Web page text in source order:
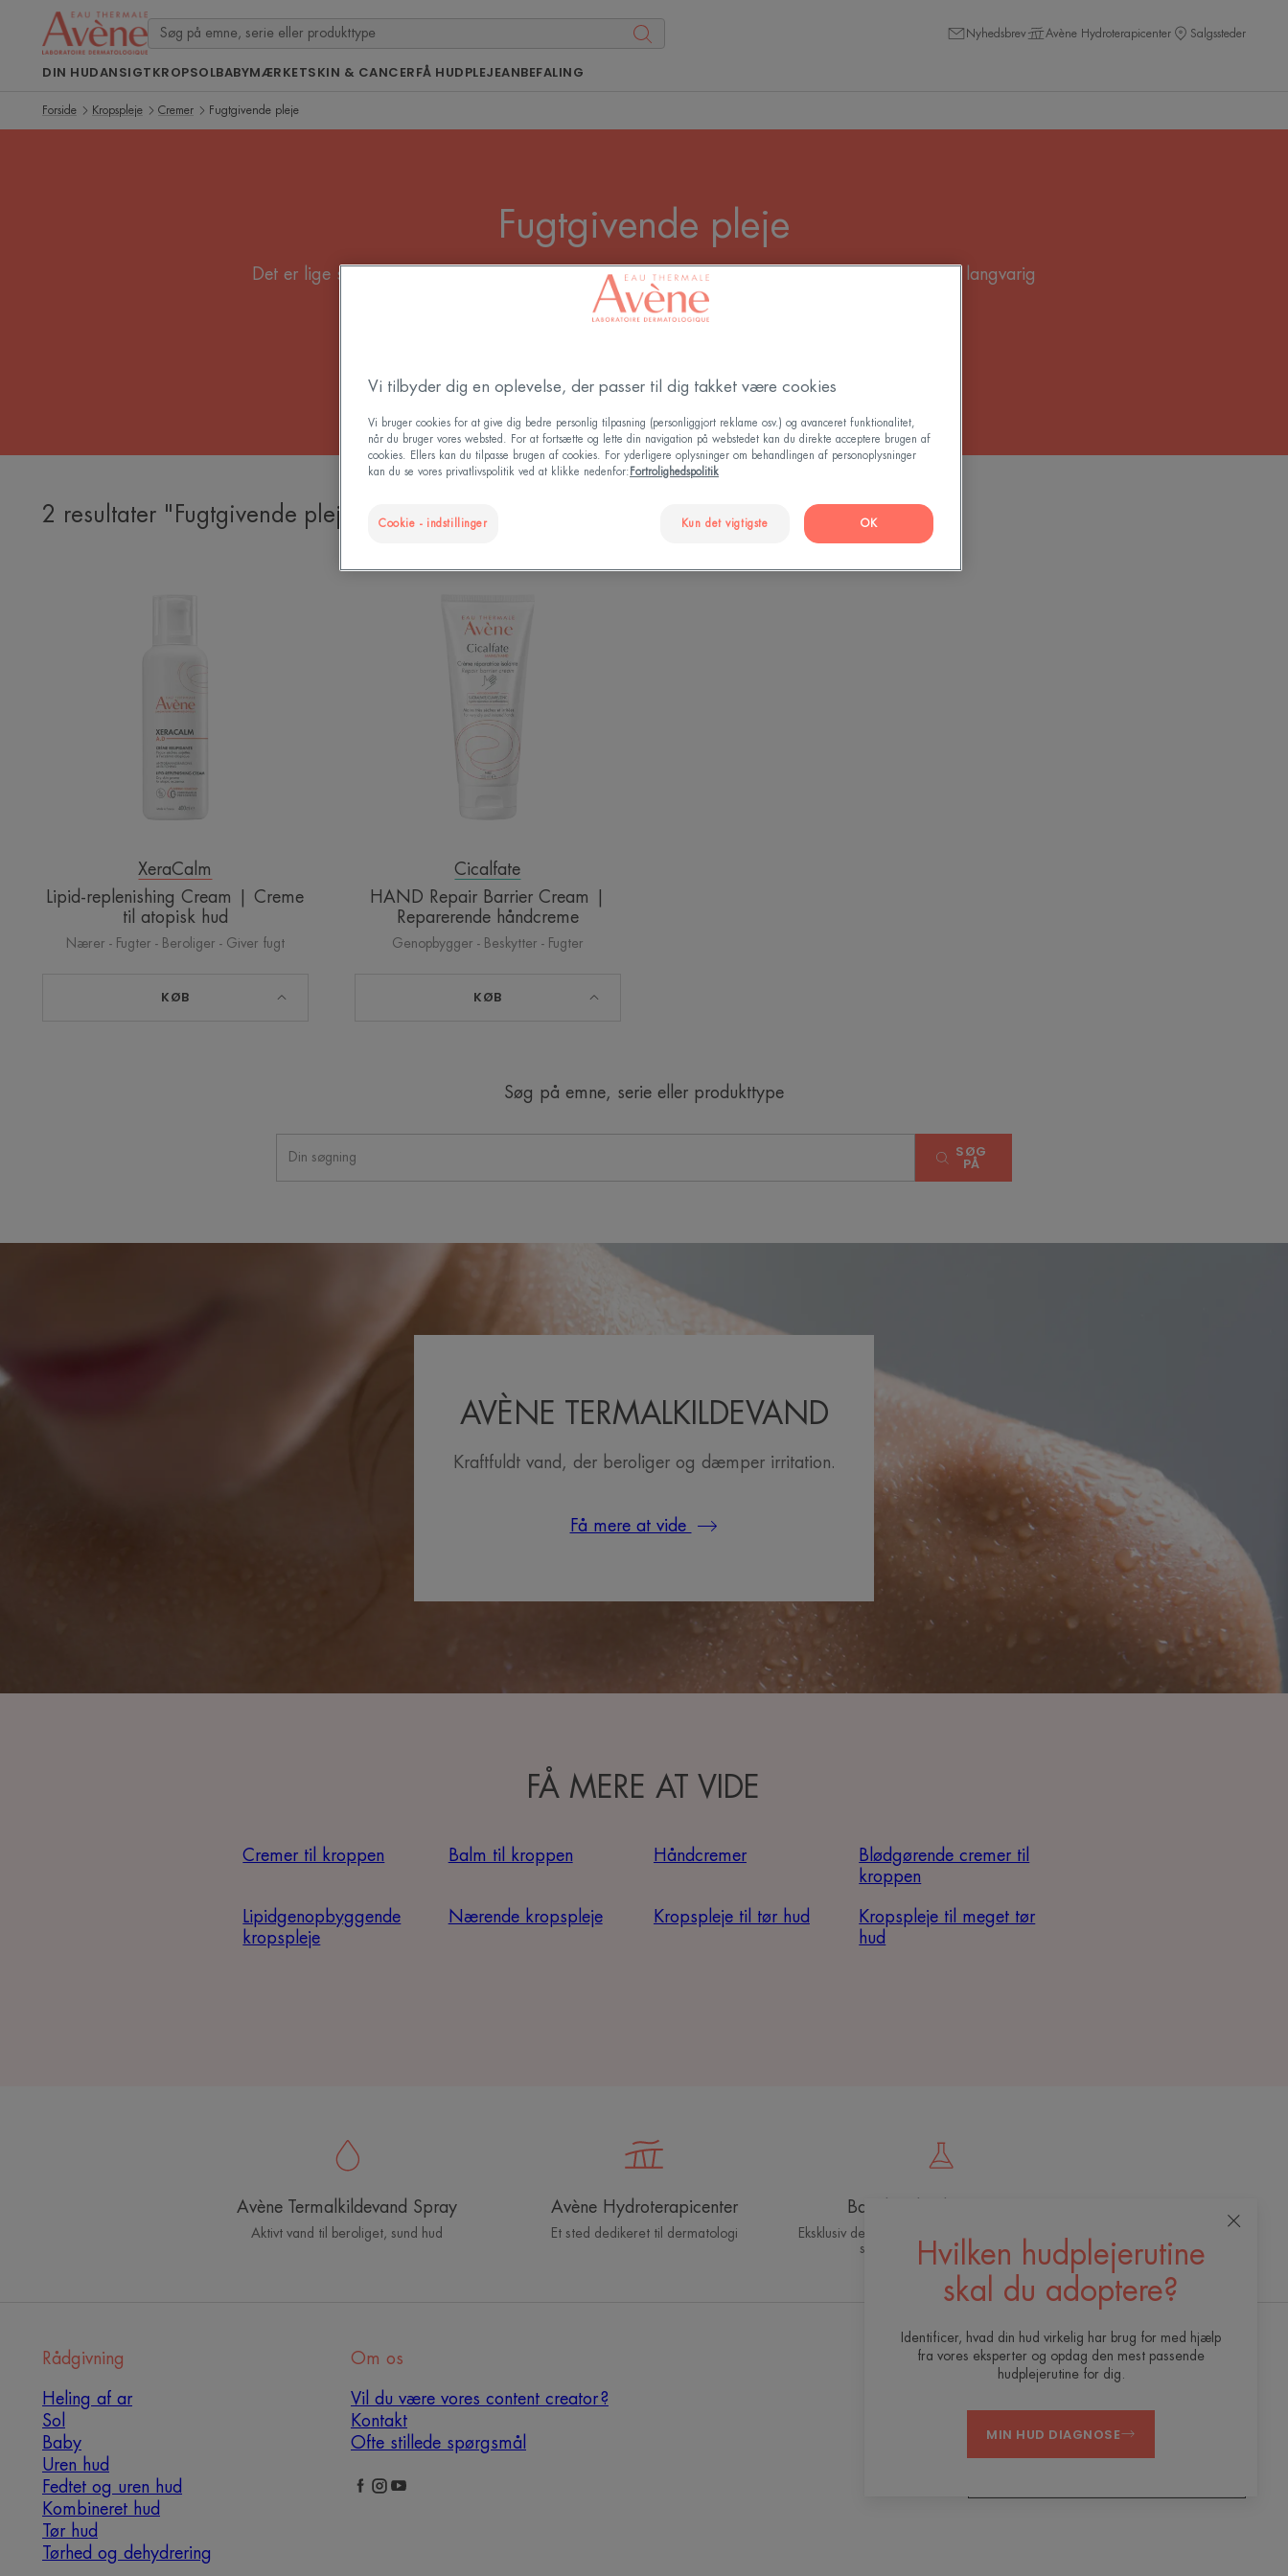
Nyhedsbrev Avène Hydroterapicenter Salgssteder
DIN HUDANSIGTKROPSOLBABYMÆRKETSKIN & CANCERFÅ HUDPLEJEANBEFALING
Forside Kropspleje Cremer Fugtgivende pleje
Fugtgivende pleje
Det er lige så vigtigt for din krop som for dit ansigt at holde din hud fugtet. Nyd følelsen af en langvarig
fugtbalance og pleje hver dag med en fugtighedscreme til kroppen.
2 resultater "Fugtgivende pleje"
atopisk
hud
XeraCalm
Lipid-replenishing Cream | Creme
til atopisk hud
Nærer - Fugter - Beroliger - Giver fugt
KØB
Barrier
Cream
|
Reparerende
håndcreme
Cicalfate
HAND Repair Barrier Cream |
Reparerende håndcreme
Genopbygger - Beskytter - Fugter
KØB
Søg på emne, serie eller produkttype
SØG
PÅ
AVÈNE TERMALKILDEVAND
Kraftfuldt vand, der beroliger og dæmper irritation.
Få mere at vide
FÅ MERE AT VIDE
Cremer til kroppen Balm til kroppen Håndcremer
Blødgørende cremer til
kroppen
Lipidgenopbyggende
kropspleje
Nærende kropspleje Kropspleje til tør hud
Kropspleje til meget tør
hud
Hvilken hudplejerutine
skal du adoptere?
Identificer, hvad din hud virkelig har brug for med hjælp
fra vores eksperter og opdag den mest passende
hudplejerutine for dig.
MIN HUD DIAGNOSE
Avène Termalkildevand Spray
Aktivt vand til beroliget, sund hud
Avène Hydroterapicenter
Et sted dedikeret til dermatologi
Banebrydende innovation
Eksklusiv dermokosmetisk ekspertise til effektiv og
sikker hudpleje af høj lvalitet
Modtag vores nyhedsbrev
tips til at passe på din hud hver dag.
Rådgivning
Heling af ar
Sol
Baby
Uren hud
Fedtet og uren hud
Kombineret hud
Tør hud
Tørhed og dehydrering
Om os
Vil du være vores content creator ?
Kontakt
Ofte stillede spørgsmål
Vi tilbyder dig en oplevelse, der passer til dig takket være cookies
Vi bruger cookies for at give dig bedre personlig tilpasning (personliggjort reklame osv.) og avanceret funktionalitet,
når du bruger vores websted. For at fortsætte og lette din navigation på webstedet kan du direkte acceptere brugen af
cookies. Ellers kan du tilpasse brugen af cookies. For yderligere oplysninger om behandlingen af personoplysninger
kan du se vores privatlivspolitik ved at klikke nedenfor: Fortrolighedspolitik
Cookie - indstillinger Kun det vigtigste OK